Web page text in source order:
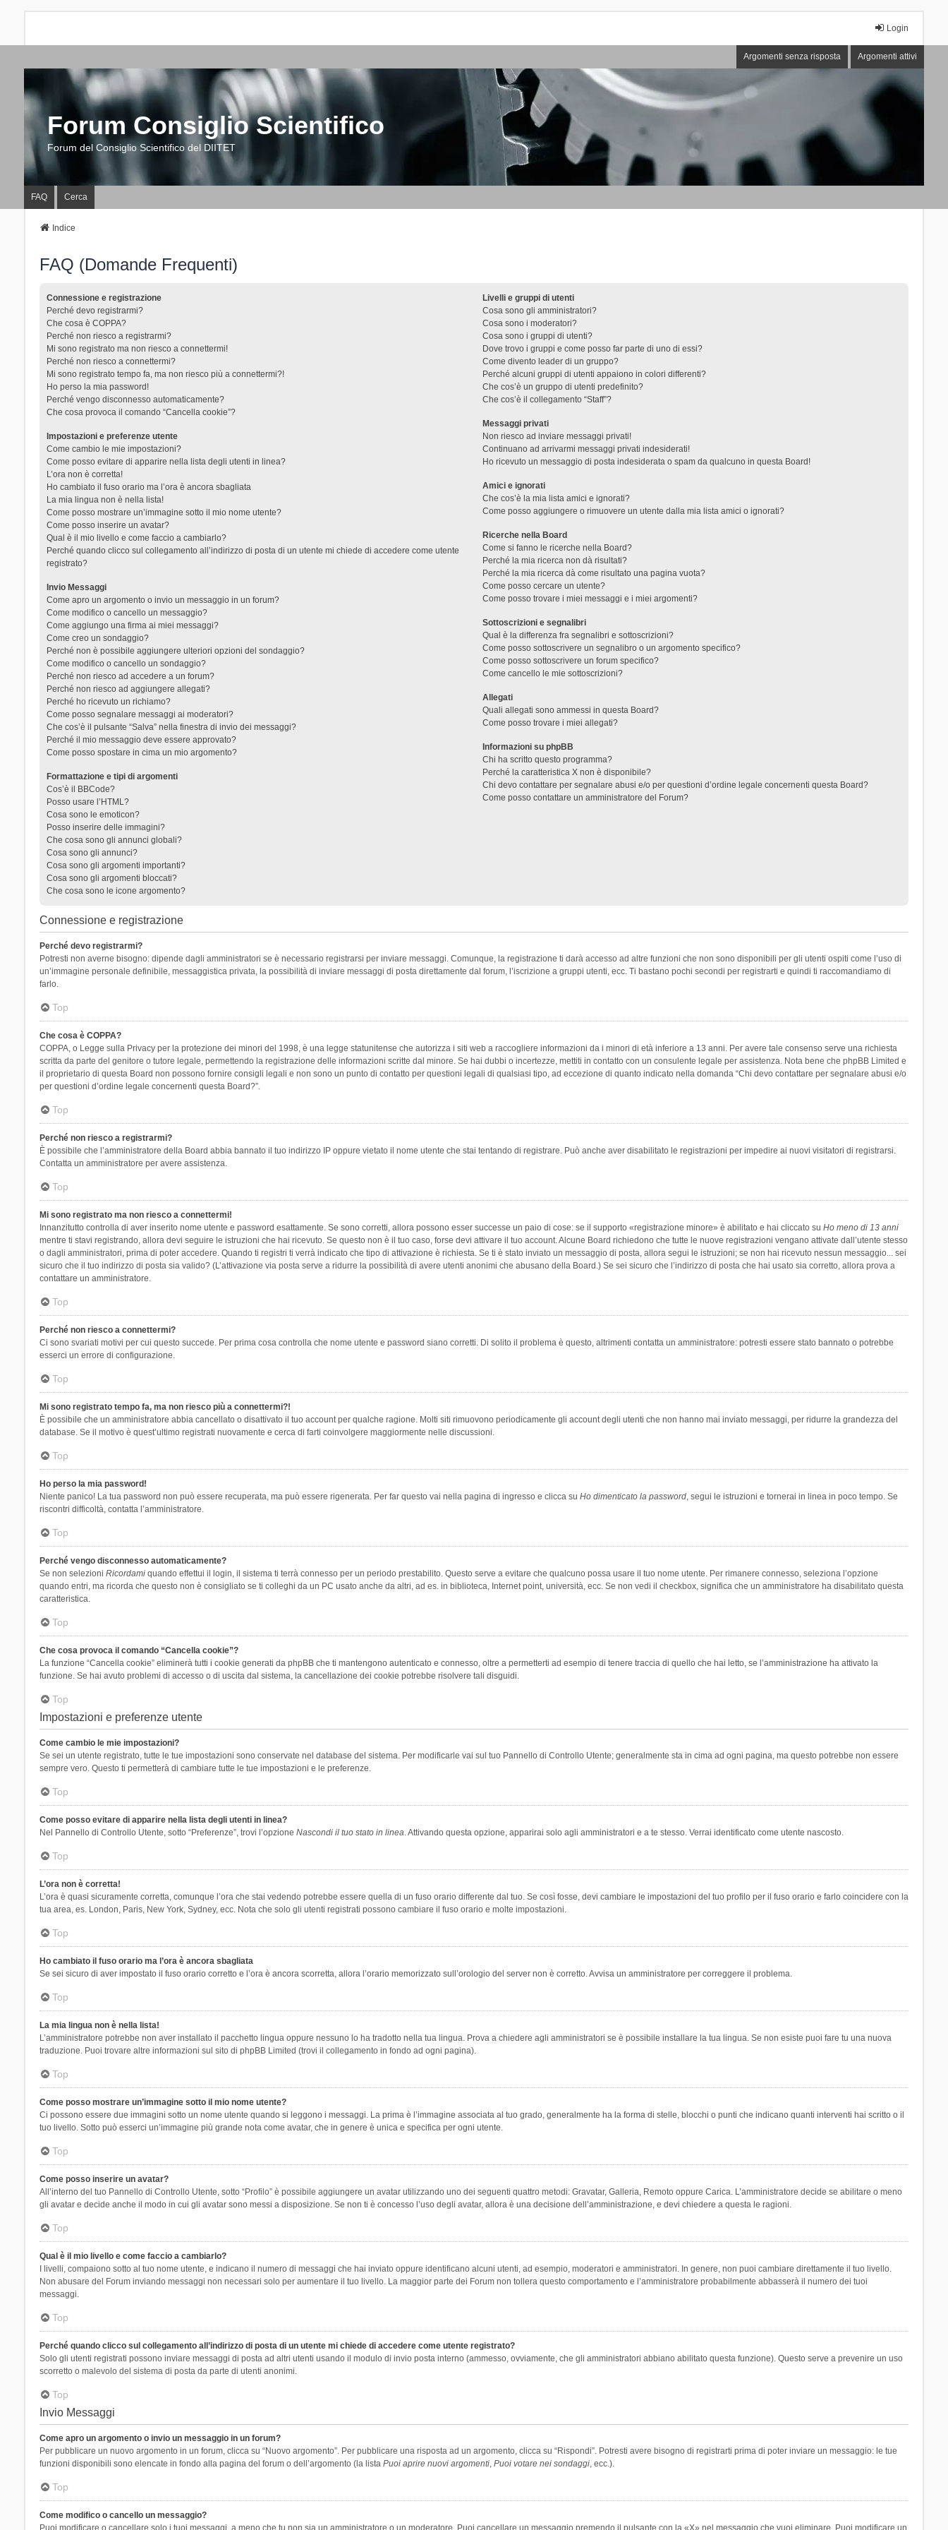
Login
Argomenti senza risposta Argomenti attivi
Forum Consiglio Scientifico
Forum del Consiglio Scientifico del DIITET
FAQ Cerca
Indice
FAQ (Domande Frequenti)
Connessione e registrazione
Perché devo registrarmi?
Che cosa è COPPA?
Perché non riesco a registrarmi?
Mi sono registrato ma non riesco a connettermi!
Perché non riesco a connettermi?
Mi sono registrato tempo fa, ma non riesco più a connettermi?!
Ho perso la mia password!
Perché vengo disconnesso automaticamente?
Che cosa provoca il comando “Cancella cookie”?
Impostazioni e preferenze utente
Come cambio le mie impostazioni?
Come posso evitare di apparire nella lista degli utenti in linea?
L’ora non è corretta!
Ho cambiato il fuso orario ma l’ora è ancora sbagliata
La mia lingua non è nella lista!
Come posso mostrare un’immagine sotto il mio nome utente?
Come posso inserire un avatar?
Qual è il mio livello e come faccio a cambiarlo?
Perché quando clicco sul collegamento all’indirizzo di posta di un utente mi chiede di accedere come utente
registrato?
Invio Messaggi
Come apro un argomento o invio un messaggio in un forum?
Come modifico o cancello un messaggio?
Come aggiungo una firma ai miei messaggi?
Come creo un sondaggio?
Perché non è possibile aggiungere ulteriori opzioni del sondaggio?
Come modifico o cancello un sondaggio?
Perché non riesco ad accedere a un forum?
Perché non riesco ad aggiungere allegati?
Perché ho ricevuto un richiamo?
Come posso segnalare messaggi ai moderatori?
Che cos’è il pulsante “Salva” nella finestra di invio dei messaggi?
Perché il mio messaggio deve essere approvato?
Come posso spostare in cima un mio argomento?
Formattazione e tipi di argomenti
Cos’è il BBCode?
Posso usare l’HTML?
Cosa sono le emoticon?
Posso inserire delle immagini?
Che cosa sono gli annunci globali?
Cosa sono gli annunci?
Cosa sono gli argomenti importanti?
Cosa sono gli argomenti bloccati?
Che cosa sono le icone argomento?
Livelli e gruppi di utenti
Cosa sono gli amministratori?
Cosa sono i moderatori?
Cosa sono i gruppi di utenti?
Dove trovo i gruppi e come posso far parte di uno di essi?
Come divento leader di un gruppo?
Perché alcuni gruppi di utenti appaiono in colori differenti?
Che cos’è un gruppo di utenti predefinito?
Che cos’è il collegamento “Staff”?
Messaggi privati
Non riesco ad inviare messaggi privati!
Continuano ad arrivarmi messaggi privati indesiderati!
Ho ricevuto un messaggio di posta indesiderata o spam da qualcuno in questa Board!
Amici e ignorati
Che cos’è la mia lista amici e ignorati?
Come posso aggiungere o rimuovere un utente dalla mia lista amici o ignorati?
Ricerche nella Board
Come si fanno le ricerche nella Board?
Perché la mia ricerca non dà risultati?
Perché la mia ricerca dà come risultato una pagina vuota?
Come posso cercare un utente?
Come posso trovare i miei messaggi e i miei argomenti?
Sottoscrizioni e segnalibri
Qual è la differenza fra segnalibri e sottoscrizioni?
Come posso sottoscrivere un segnalibro o un argomento specifico?
Come posso sottoscrivere un forum specifico?
Come cancello le mie sottoscrizioni?
Allegati
Quali allegati sono ammessi in questa Board?
Come posso trovare i miei allegati?
Informazioni su phpBB
Chi ha scritto questo programma?
Perché la caratteristica X non è disponibile?
Chi devo contattare per segnalare abusi e/o per questioni d’ordine legale concernenti questa Board?
Come posso contattare un amministratore del Forum?
Connessione e registrazione
Perché devo registrarmi?
Potresti non averne bisogno: dipende dagli amministratori se è necessario registrarsi per inviare messaggi. Comunque, la registrazione ti darà accesso ad altre funzioni che non sono disponibili per gli utenti ospiti come l’uso di
un’immagine personale definibile, messaggistica privata, la possibilità di inviare messaggi di posta direttamente dal forum, l’iscrizione a gruppi utenti, ecc. Ti bastano pochi secondi per registrarti e quindi ti raccomandiamo di
farlo.
Top
Che cosa è COPPA?
COPPA, o Legge sulla Privacy per la protezione dei minori del 1998, è una legge statunitense che autorizza i siti web a raccogliere informazioni da i minori di età inferiore a 13 anni. Per avere tale consenso serve una richiesta
scritta da parte del genitore o tutore legale, permettendo la registrazione delle informazioni scritte dal minore. Se hai dubbi o incertezze, mettiti in contatto con un consulente legale per assistenza. Nota bene che phpBB Limited e
il proprietario di questa Board non possono fornire consigli legali e non sono un punto di contatto per questioni legali di qualsiasi tipo, ad eccezione di quanto indicato nella domanda “Chi devo contattare per segnalare abusi e/o
per questioni d’ordine legale concernenti questa Board?”.
Top
Perché non riesco a registrarmi?
È possibile che l’amministratore della Board abbia bannato il tuo indirizzo IP oppure vietato il nome utente che stai tentando di registrare. Può anche aver disabilitato le registrazioni per impedire ai nuovi visitatori di registrarsi.
Contatta un amministratore per avere assistenza.
Top
Mi sono registrato ma non riesco a connettermi!
Innanzitutto controlla di aver inserito nome utente e password esattamente. Se sono corretti, allora possono esser successe un paio di cose: se il supporto «registrazione minore» è abilitato e hai cliccato su Ho meno di 13 anni
mentre ti stavi registrando, allora devi seguire le istruzioni che hai ricevuto. Se questo non è il tuo caso, forse devi attivare il tuo account. Alcune Board richiedono che tutte le nuove registrazioni vengano attivate dall’utente stesso
o dagli amministratori, prima di poter accedere. Quando ti registri ti verrà indicato che tipo di attivazione è richiesta. Se ti è stato inviato un messaggio di posta, allora segui le istruzioni; se non hai ricevuto nessun messaggio... sei
sicuro che il tuo indirizzo di posta sia valido? (L’attivazione via posta serve a ridurre la possibilità di avere utenti anonimi che abusano della Board.) Se sei sicuro che l’indirizzo di posta che hai usato sia corretto, allora prova a
contattare un amministratore.
Top
Perché non riesco a connettermi?
Ci sono svariati motivi per cui questo succede. Per prima cosa controlla che nome utente e password siano corretti. Di solito il problema è questo, altrimenti contatta un amministratore: potresti essere stato bannato o potrebbe
esserci un errore di configurazione.
Top
Mi sono registrato tempo fa, ma non riesco più a connettermi?!
È possibile che un amministratore abbia cancellato o disattivato il tuo account per qualche ragione. Molti siti rimuovono periodicamente gli account degli utenti che non hanno mai inviato messaggi, per ridurre la grandezza del
database. Se il motivo è quest’ultimo registrati nuovamente e cerca di farti coinvolgere maggiormente nelle discussioni.
Top
Ho perso la mia password!
Niente panico! La tua password non può essere recuperata, ma può essere rigenerata. Per far questo vai nella pagina di ingresso e clicca su Ho dimenticato la password, segui le istruzioni e tornerai in linea in poco tempo. Se
riscontri difficoltà, contatta l’amministratore.
Top
Perché vengo disconnesso automaticamente?
Se non selezioni Ricordamiquando effettui il login, il sistema ti terrà connesso per un periodo prestabilito. Questo serve a evitare che qualcuno possa usare il tuo nome utente. Per rimanere connesso, seleziona l’opzione
quando entri, ma ricorda che questo non è consigliato se ti colleghi da un PC usato anche da altri, ad es. in biblioteca, Internet point, università, ecc. Se non vedi il checkbox, significa che un amministratore ha disabilitato questa
caratteristica.
Top
Che cosa provoca il comando “Cancella cookie”?
La funzione “Cancella cookie” eliminerà tutti i cookie generati da phpBB che ti mantengono autenticato e connesso, oltre a permetterti ad esempio di tenere traccia di quello che hai letto, se l’amministrazione ha attivato la
funzione. Se hai avuto problemi di accesso o di uscita dal sistema, la cancellazione dei cookie potrebbe risolvere tali disguidi.
Top
Impostazioni e preferenze utente
Come cambio le mie impostazioni?
Se sei un utente registrato, tutte le tue impostazioni sono conservate nel database del sistema. Per modificarle vai sul tuo Pannello di Controllo Utente; generalmente sta in cima ad ogni pagina, ma questo potrebbe non essere
sempre vero. Questo ti permetterà di cambiare tutte le tue impostazioni e le preferenze.
Top
Come posso evitare di apparire nella lista degli utenti in linea?
Nel Pannello di Controllo Utente, sotto “Preferenze”, trovi l’opzione Nascondi il tuo stato in linea. Attivando questa opzione, apparirai solo agli amministratori e a te stesso. Verrai identificato come utente nascosto.
Top
L’ora non è corretta!
L’ora è quasi sicuramente corretta, comunque l’ora che stai vedendo potrebbe essere quella di un fuso orario differente dal tuo. Se così fosse, devi cambiare le impostazioni del tuo profilo per il fuso orario e farlo coincidere con la
tua area, es. London, Paris, New York, Sydney, ecc. Nota che solo gli utenti registrati possono cambiare il fuso orario e molte impostazioni.
Top
Ho cambiato il fuso orario ma l’ora è ancora sbagliata
Se sei sicuro di aver impostato il fuso orario corretto e l’ora è ancora scorretta, allora l’orario memorizzato sull’orologio del server non è corretto. Avvisa un amministratore per correggere il problema.
Top
La mia lingua non è nella lista!
L’amministratore potrebbe non aver installato il pacchetto lingua oppure nessuno lo ha tradotto nella tua lingua. Prova a chiedere agli amministratori se è possibile installare la tua lingua. Se non esiste puoi fare tu una nuova
traduzione. Puoi trovare altre informazioni sul sito di phpBB Limited (trovi il collegamento in fondo ad ogni pagina).
Top
Come posso mostrare un’immagine sotto il mio nome utente?
Ci possono essere due immagini sotto un nome utente quando si leggono i messaggi. La prima è l’immagine associata al tuo grado, generalmente ha la forma di stelle, blocchi o punti che indicano quanti interventi hai scritto o il
tuo livello. Sotto può esserci un’immagine più grande nota come avatar, che in genere è unica e specifica per ogni utente.
Top
Come posso inserire un avatar?
All’interno del tuo Pannello di Controllo Utente, sotto “Profilo” è possibile aggiungere un avatar utilizzando uno dei seguenti quattro metodi: Gravatar, Galleria, Remoto oppure Carica. L’amministratore decide se abilitare o meno
gli avatar e decide anche il modo in cui gli avatar sono messi a disposizione. Se non ti è concesso l’uso degli avatar, allora è una decisione dell’amministrazione, e devi chiedere a questa le ragioni.
Top
Qual è il mio livello e come faccio a cambiarlo?
I livelli, compaiono sotto al tuo nome utente, e indicano il numero di messaggi che hai inviato oppure identificano alcuni utenti, ad esempio, moderatori e amministratori. In genere, non puoi cambiare direttamente il tuo livello.
Non abusare del Forum inviando messaggi non necessari solo per aumentare il tuo livello. La maggior parte dei Forum non tollera questo comportamento e l’amministratore probabilmente abbasserà il numero dei tuoi
messaggi.
Top
Perché quando clicco sul collegamento all’indirizzo di posta di un utente mi chiede di accedere come utente registrato?
Solo gli utenti registrati possono inviare messaggi di posta ad altri utenti usando il modulo di invio posta interno (ammesso, ovviamente, che gli amministratori abbiano abilitato questa funzione). Questo serve a prevenire un uso
scorretto o malevolo del sistema di posta da parte di utenti anonimi.
Top
Invio Messaggi
Come apro un argomento o invio un messaggio in un forum?
Per pubblicare un nuovo argomento in un forum, clicca su “Nuovo argomento”. Per pubblicare una risposta ad un argomento, clicca su “Rispondi”. Potresti avere bisogno di registrarti prima di poter inviare un messaggio: le tue
funzioni disponibili sono elencate in fondo alla pagina del forum o dell’argomento (la lista Puoi aprire nuovi argomenti, Puoi votare nei sondaggi, ecc.).
Top
Come modifico o cancello un messaggio?
Puoi modificare o cancellare solo i tuoi messaggi, a meno che tu non sia un amministratore o un moderatore. Puoi cancellare un messaggio premendo il pulsante con la «X» nel messaggio che vuoi eliminare. Puoi modificare un